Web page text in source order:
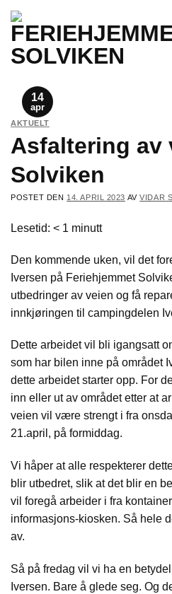
Skip
content
14
apr
AKTUELT
Asfaltering av
Solviken
POSTET DEN 14. APRIL 2023 AVVIDAR
Lesetid: < 1 minutt
Den kommende uken, vil det
Iversen på Feriehjemmet
utbedringer av veien og få
innkjøringen til campingdelen
Dette arbeidet vil bli igangsatt
som har bilen inne på området
dette arbeidet starter opp. For
inn eller ut av området etter at
veien vil være strengt i fra
21.april, på formiddag.
Vi håper at alle respekterer
blir utbedret, slik at det blir en
vil foregå arbeider i fra
informasjons-kiosken. Så hele
av.
Så på fredag vil vi ha en
Iversen. Bare å glede seg. Og